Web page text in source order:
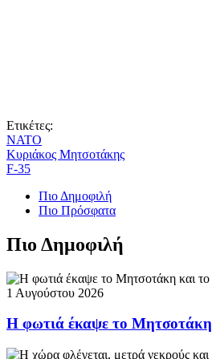
Ετικέτες:
ΝΑΤΟ
Κυριάκος Μητσοτάκης
F-35
Πιο Δημοφιλή
Πιο Πρόσφατα
Πιο Δημοφιλή
1 Αυγούστου 2026
Η φωτιά έκαψε το Μητσοτάκη